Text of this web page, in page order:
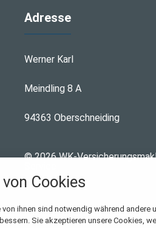
Adresse
Werner Karl
Meindling 8 A
94363 Oberschneiding
© 2026 WK-
Cookies
ihnen sind notwendig während andere
Sie akzeptieren unsere Cookies,
Cookies und Skripte. Sie haben die
akzeptieren oder zu blockieren.